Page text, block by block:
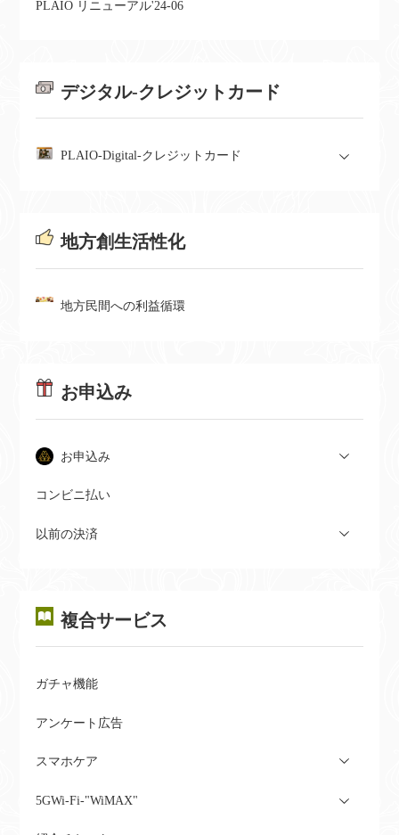
PLAIO リニューアル'24-06
デジタル-クレジットカード
PLAIO-Digital-クレジットカード
地方創生活性化
地方民間への利益循環
お申込み
お申込み
コンビニ払い
以前の決済
複合サービス
ガチャ機能
アンケート広告
スマホケア
5GWi-Fi-"WiMAX"